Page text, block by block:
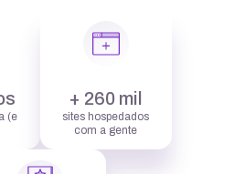
(e
+ 260 mil
sites hospedados
com a gente